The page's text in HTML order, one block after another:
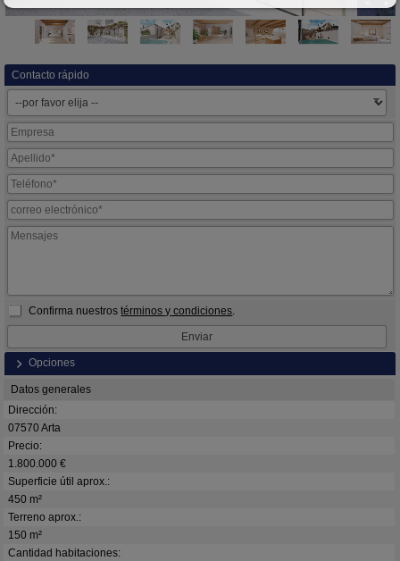
Contacto rápido
Confirma nuestrostérminos y condiciones.
Opciones
Datos generales
Dirección:
07570 Arta
Precio:
1.800.000 €
Superficie útil aprox.:
450 m²
Terreno aprox.:
150 m²
Cantidad habitaciones: